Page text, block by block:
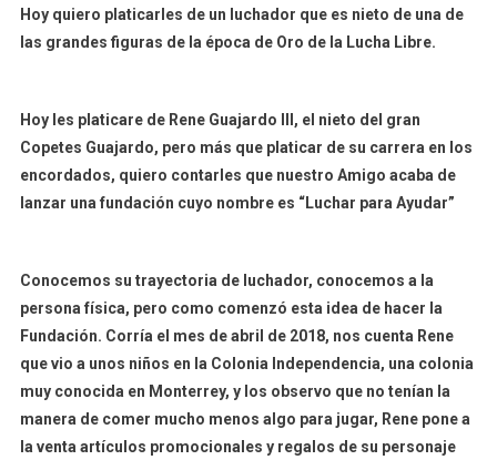
Hoy quiero platicarles de un luchador que es nieto de una de
las grandes figuras de la época de Oro de la Lucha Libre.
Hoy les platicare de Rene Guajardo III, el nieto del gran
Copetes Guajardo, pero más que platicar de su carrera en los
encordados, quiero contarles que nuestro Amigo acaba de
lanzar una fundación cuyo nombre es “Luchar para Ayudar”
Conocemos su trayectoria de luchador, conocemos a la
persona física, pero como comenzó esta idea de hacer la
Fundación. Corría el mes de abril de 2018, nos cuenta Rene
que vio a unos niños en la Colonia Independencia, una colonia
muy conocida en Monterrey, y los observo que no tenían la
manera de comer mucho menos algo para jugar, Rene pone a
la venta artículos promocionales y regalos de su personaje